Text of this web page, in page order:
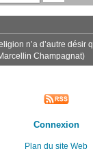
n’a d’autre désir
Champagnat)
Connexion
Plan du site Web